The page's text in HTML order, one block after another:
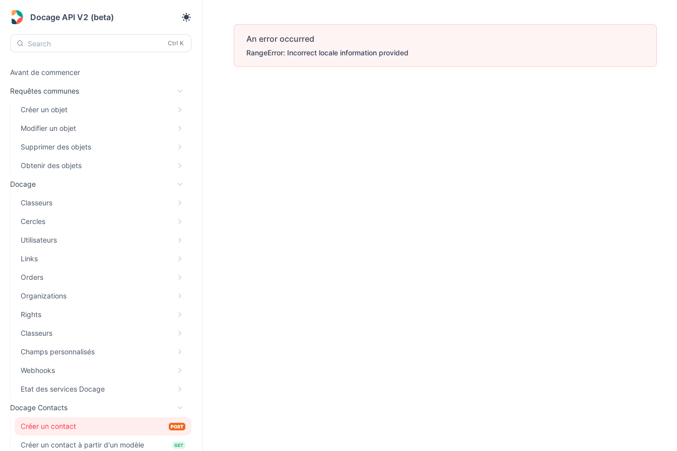
Docage API V2 (beta)
Search
Avant de commencer
Requêtes communes
Créer un objet
Modifier un objet
Supprimer des objets
Obtenir des objets
Docage
Classeurs
Cercles
Utilisateurs
Links
Orders
Organizations
Rights
Classeurs
Champs personnalisés
Webhooks
Etat des services Docage
Docage Contacts
Créer un contact POST
Créer un contact à partir d'un modèle GET
An error occurred
RangeError: Incorrect locale information provided